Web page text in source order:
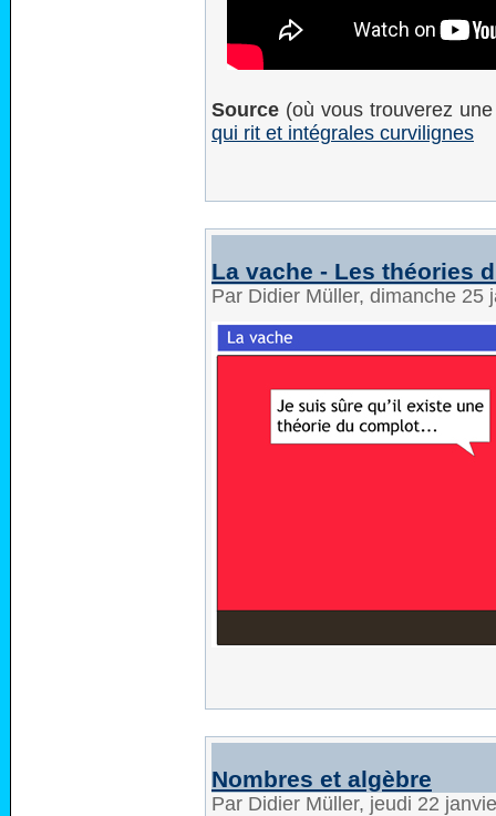
Source (où vous trouverez
qui rit et intégrales curvilignes
La vache - Les théories
Par Didier Müller, dimanche 25
Nombres et algèbre
Par Didier Müller, jeudi 22